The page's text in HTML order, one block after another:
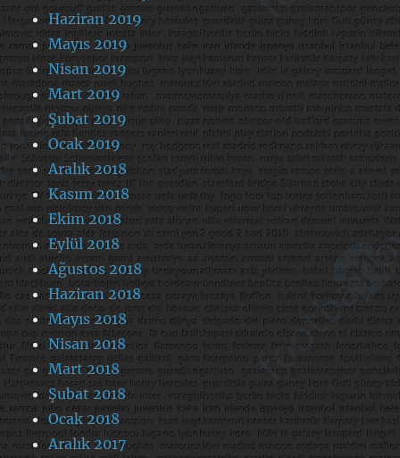
Haziran 2019
Mayıs 2019
Nisan 2019
Mart 2019
Şubat 2019
Ocak 2019
Aralık 2018
Kasım 2018
Ekim 2018
Eylül 2018
Ağustos 2018
Haziran 2018
Mayıs 2018
Nisan 2018
Mart 2018
Şubat 2018
Ocak 2018
Aralık 2017